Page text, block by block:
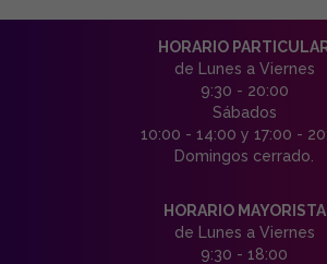
HORARIO
de Lunes a Viernes
9:30 - 20:00
Sábados
10:00 - 14:00 y 17:00 -
Domingos cerrado.
HORARIO MAYORISTA
de Lunes a Viernes
9:30 - 18:00